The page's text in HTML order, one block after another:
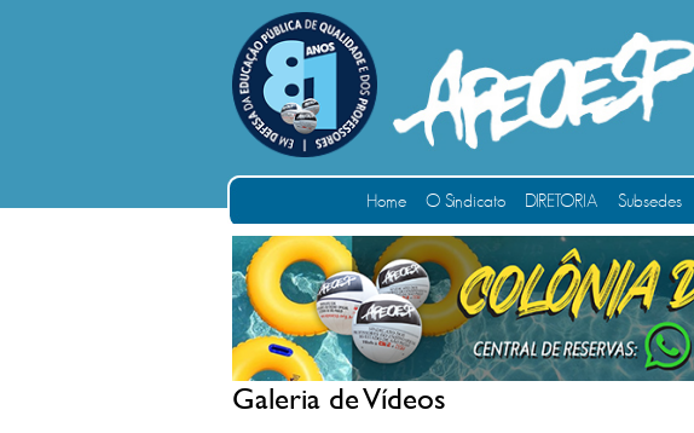
Home O Sindicato DIRETORIA Subsedes
Galeria de Vídeos